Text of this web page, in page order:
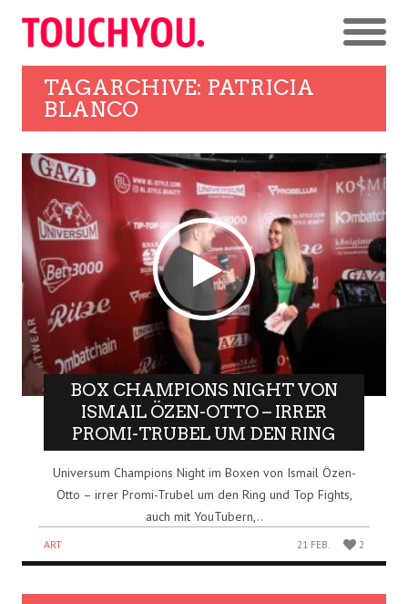
TAGARCHIVE: PATRICIA
BLANCO
BOX CHAMPIONS NIGHT VON
ISMAIL ÖZEN-OTTO – IRRER
PROMI-TRUBEL UM DEN RING
Universum Champions Night im Boxen von Ismail Özen-
Otto – irrer Promi-Trubel um den Ring und Top Fights,
auch mit YouTubern,..
ART 21 FEB. 2